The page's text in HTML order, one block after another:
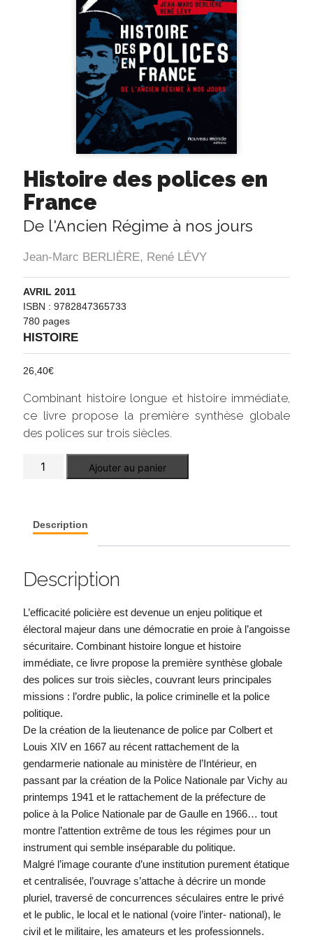
Histoire des polices en
France
De l'Ancien Régime à nos jours
Jean-Marc BERLIÈRE, René LÉVY
AVRIL 2011
ISBN : 9782847365733
780 pages
HISTOIRE
26,40€
Combinant histoire longue et histoire immédiate,
ce livre propose la première synthèse globale
des polices sur trois siècles.
France
Ajouter au panier
Description
Description
L’efficacité policière est devenue un enjeu politique et
électoral majeur dans une démocratie en proie à l’angoisse
sécuritaire. Combinant histoire longue et histoire
immédiate, ce livre propose la première synthèse globale
des polices sur trois siècles, couvrant leurs principales
missions : l’ordre public, la police criminelle et la police
politique.
De la création de la lieutenance de police par Colbert et
Louis XIV en 1667 au récent rattachement de la
gendarmerie nationale au ministère de l’Intérieur, en
passant par la création de la Police Nationale par Vichy au
printemps 1941 et le rattachement de la préfecture de
police à la Police Nationale par de Gaulle en 1966… tout
montre l’attention extrême de tous les régimes pour un
instrument qui semble inséparable du politique.
Malgré l’image courante d’une institution purement étatique
et centralisée, l’ouvrage s’attache à décrire un monde
pluriel, traversé de concurrences séculaires entre le privé
et le public, le local et le national (voire l’inter- national), le
civil et le militaire, les amateurs et les professionnels.